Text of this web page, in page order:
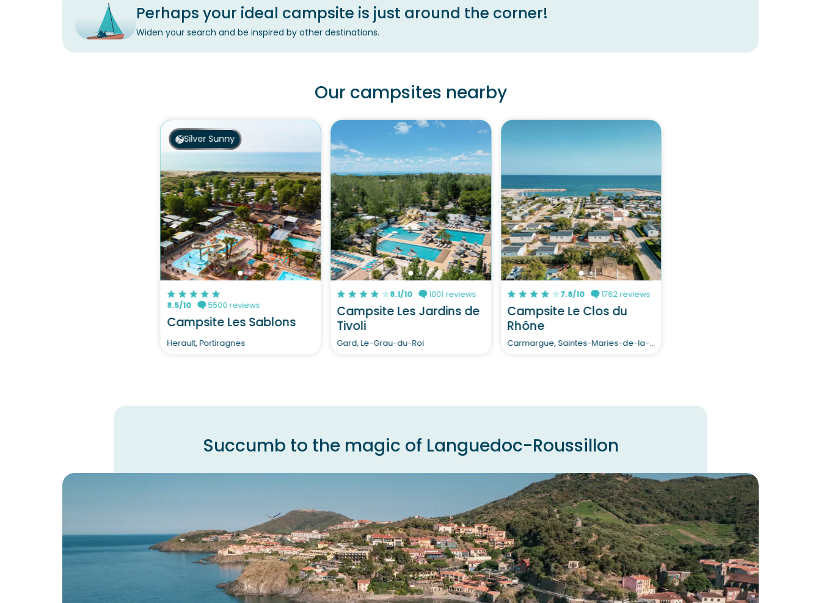
Perhaps your ideal campsite is just around the corner!
Widen your search and be inspired by other destinations.
Our campsites nearby
Would you like to discover:
Campsite Les Sablons ?
Silver Sunny
8.5/10 5500 reviews
Campsite Les Sablons
Herault, Portiragnes
8.1/10 1001 reviews
Campsite Les Jardins de
Tivoli
Gard, Le-Grau-du-Roi
7.8/10 1762 reviews
Campsite Le Clos du
Rhône
Carmargue, Saintes-Maries-de-la-Mer
Succumb to the magic of Languedoc-Roussillon